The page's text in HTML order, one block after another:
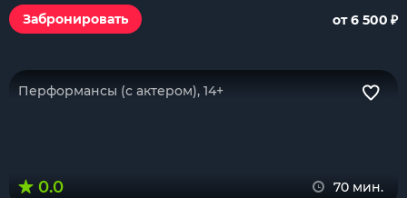
Забронировать
от 6 500 ₽
Перформансы (с актером), 14+
0.0 70 мин.